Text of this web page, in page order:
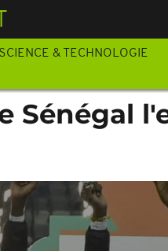
SCIENCE & TECHNOLOGIE
Sénégal